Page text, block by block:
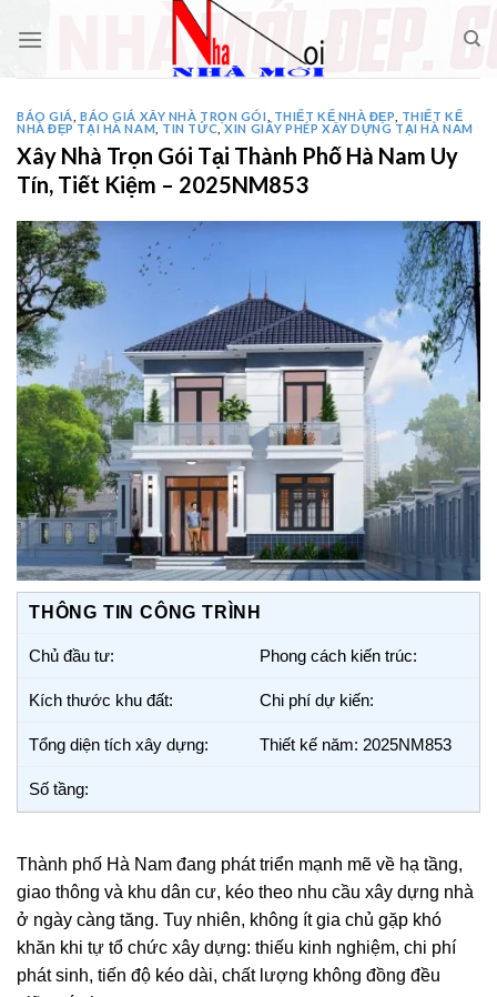
BÁO GIÁ ,BÁO GIÁ XÂY NHÀ TRỌN GÓI THIẾT KẾ NHÀ ĐẸP
THIẾT KẾ
NHÀ ĐẸP TẠI HÀ NAM
TIN TỨC ,XIN GIẤY PHÉP XÂY DỰNG TẠI HÀ NAM
Xây Nhà Trọn Gói Tại Thành Phố Hà Nam Uy
Tín, Tiết Kiệm – 2025NM853
THÔNG TIN CÔNG TRÌNH
Chủ đầu tư: Phong cách kiến trúc:
Kích thước khu đất: Chi phí dự kiến:
Tổng diện tích xây dựng: Thiết kế năm: 2025NM853
Số tầng:
Thành phố Hà Nam đang phát triển mạnh mẽ về hạ tầng,
giao thông và khu dân cư, kéo theo nhu cầu xây dựng nhà
ở ngày càng tăng. Tuy nhiên, không ít gia chủ gặp khó
khăn khi tự tổ chức xây dựng: thiếu kinh nghiệm, chi phí
phát sinh, tiến độ kéo dài, chất lượng không đồng đều